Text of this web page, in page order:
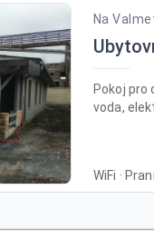
Na
Pokoj pro
voda,
WiFi ·